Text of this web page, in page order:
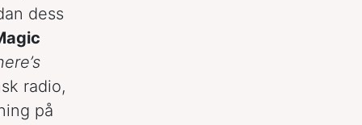
dess
radio,
på